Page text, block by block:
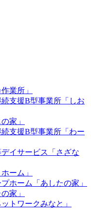
業所」
支援B型事業所「しお
家」
支援B型事業所「わー
イサービス「さざな
ーム」
ホーム「あしたの家」
家」
トワークみなと」